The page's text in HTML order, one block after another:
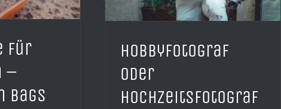
Der Systemblitz Godox V860II
für
–
Bags
Hobbyfotograf
oder
Hochzeitsfotograf